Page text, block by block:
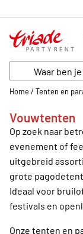
Home / Tenten en
Vouwtenten
Op zoek naar
evenement of
uitgebreid
grote
Ideaal voor
festivals en
Onze tenten en